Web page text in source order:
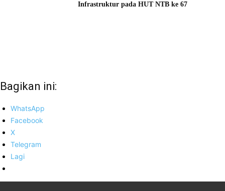
Infrastruktur pada HUT NTB ke 67
Bagikan ini:
WhatsApp
Facebook
X
Telegram
Lagi